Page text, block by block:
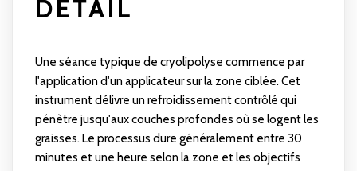
DÉTAIL
Une séance typique de cryolipolyse commence par
l'application d'un applicateur sur la zone ciblée. Cet
instrument délivre un refroidissement contrôlé qui
pénètre jusqu'aux couches profondes où se logent les
graisses. Le processus dure généralement entre 30
minutes et une heure selon la zone et les objectifs